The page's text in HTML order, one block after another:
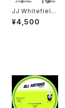
JJ Whitefield
- Puzzled "L
P"
¥4,500